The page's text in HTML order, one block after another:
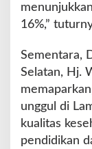
16%,”
Sementara,
Selatan, Hj.
unggul di
kualitas
pendidikan